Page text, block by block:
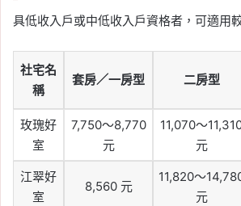
具低收入戶或中低收入戶資格者，可適用
社宅名
稱
套房／一房型 二房型
玫瑰好
室
7,750～8,770
元
11,070～
元
江翠好
室
8,560 元
11,820～
元